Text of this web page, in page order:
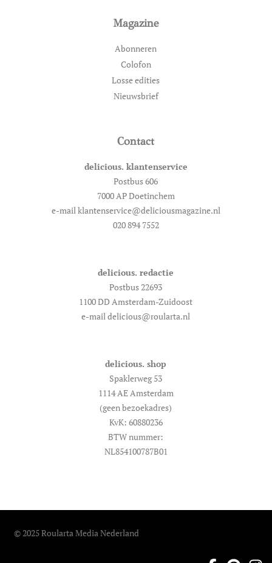
Magazine
Abonneren
Colofon
Losse edities
Nieuwsbrief
Contact
delicious. klantenservice
Postbus 606
7000 AP Doetinchem
e-mail klantenservice@deliciousmagazine.nl
020 894 7552
delicious. redactie
Postbus 22693
1100 DD Amsterdam-Zuidoost
e-mail delicious@roularta.nl
delicious. shop
Spaklerweg 53
1114 AE Amsterdam
(geen bezoekadres)
KvK: 60880236
BTW nummer:
NL854100787B01
© 2025 Roularta Media Nederland